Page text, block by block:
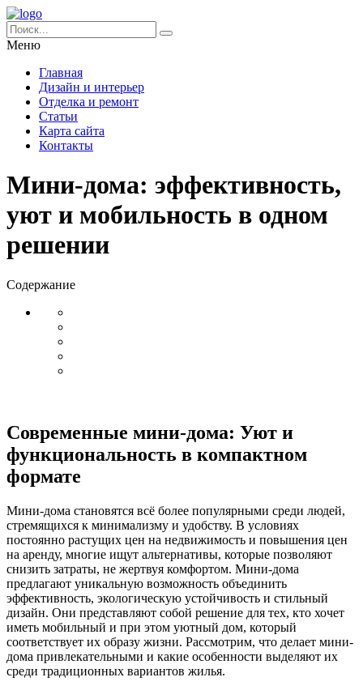
Меню
Главная
Дизайн и интерьер
Отделка и ремонт
Статьи
Карта сайта
Контакты
Мини-дома: эффективность,
уют и мобильность в одном
решении
Содержание
Современные мини-дома: Уют и
функциональность в компактном
формате
Мини-дома становятся всё более популярными среди людей,
стремящихся к минимализму и удобству. В условиях
постоянно растущих цен на недвижимость и повышения цен
на аренду, многие ищут альтернативы, которые позволяют
снизить затраты, не жертвуя комфортом. Мини-дома
предлагают уникальную возможность объединить
эффективность, экологическую устойчивость и стильный
дизайн. Они представляют собой решение для тех, кто хочет
иметь мобильный и при этом уютный дом, который
соответствует их образу жизни. Рассмотрим, что делает мини-
дома привлекательными и какие особенности выделяют их
среди традиционных вариантов жилья.